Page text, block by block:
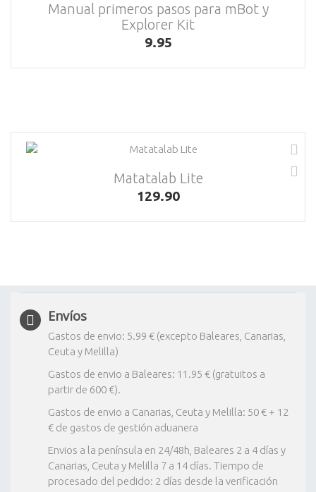
Manual primeros pasos para mBot y
Explorer Kit
9.95
Matatalab Lite
129.90
Envíos
Gastos de envio: 5.99 € (excepto Baleares, Canarias,
Ceuta y Melilla)
Gastos de envio a Baleares: 11.95 € (gratuitos a
partir de 600 €).
Gastos de envio a Canarias, Ceuta y Melilla: 50 € + 12
€ de gastos de gestión aduanera
Envios a la península en 24/48h, Baleares 2 a 4 días y
Canarias, Ceuta y Melilla 7 a 14 días. Tiempo de
procesado del pedido: 2 días desde la verificación